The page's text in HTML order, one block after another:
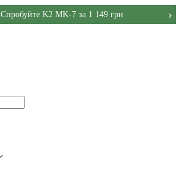
Спробуйте K2 MK-7 за 1 149 грн ›